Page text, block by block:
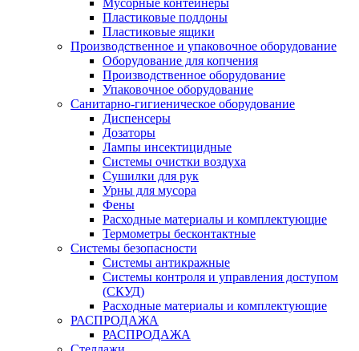
Мусорные контейнеры
Пластиковые поддоны
Пластиковые ящики
Производственное и упаковочное оборудование
Оборудование для копчения
Производственное оборудование
Упаковочное оборудование
Санитарно-гигиеническое оборудование
Диспенсеры
Дозаторы
Лампы инсектицидные
Системы очистки воздуха
Сушилки для рук
Урны для мусора
Фены
Расходные материалы и комплектующие
Термометры бесконтактные
Системы безопасности
Системы антикражные
Системы контроля и управления доступом
(СКУД)
Расходные материалы и комплектующие
РАСПРОДАЖА
РАСПРОДАЖА